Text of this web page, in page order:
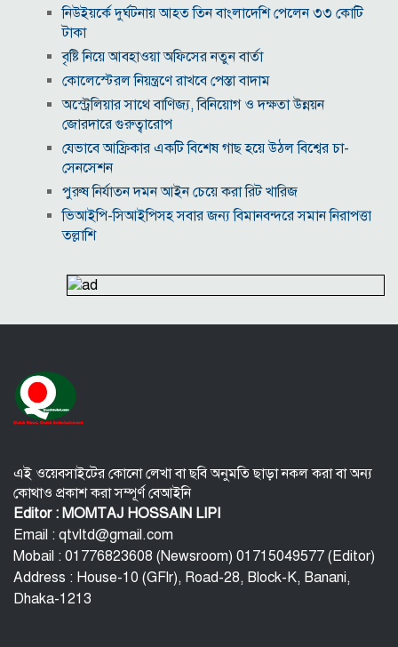
নিউইয়র্কে দুর্ঘটনায় আহত তিন বাংলাদেশি পেলেন ৩৩ কোটি
টাকা
বৃষ্টি নিয়ে আবহাওয়া অফিসের নতুন বার্তা
কোলেস্টেরল নিয়ন্ত্রণে রাখবে পেস্তা বাদাম
অস্ট্রেলিয়ার সাথে বাণিজ্য, বিনিয়োগ ও দক্ষতা উন্নয়ন
জোরদারে গুরুত্বারোপ
যেভাবে আফ্রিকার একটি বিশেষ গাছ হয়ে উঠল বিশ্বের চা-
সেনসেশন
পুরুষ নির্যাতন দমন আইন চেয়ে করা রিট খারিজ
ভিআইপি-সিআইপিসহ সবার জন্য বিমানবন্দরে সমান নিরাপত্তা
তল্লাশি
চৌম্বক রহস্য
প্রতারণা মামলায় সালমান খানকে আদালতে তলব
হিরোশিমা-নাগাসাকি হামলার ৮১ বছর: বর্তমান বিশ্বে
পারমাণবিক পরিস্থিতি কি?
এই ওয়েবসাইটের কোনো লেখা বা ছবি অনুমতি ছাড়া নকল করা বা অন্য
কোথাও প্রকাশ করা সম্পূর্ণ বেআইনি
Editor : MOMTAJ HOSSAIN LIPI
Email : qtvltd@gmail.com
Mobail : 01776823608 (Newsroom) 01715049577 (Editor)
Address : House-10 (GFlr), Road-28, Block-K, Banani,
Dhaka-1213